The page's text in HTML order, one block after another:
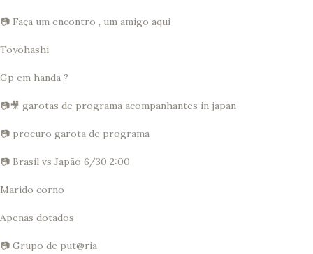
📷 Faça um encontro , um amigo aqui
Toyohashi
Gp em handa ?
📷🎥 garotas de programa acompanhantes in japan
📷 procuro garota de programa
📷 Brasil vs Japão 6/30 2:00
Marido corno
Apenas dotados
📷 Grupo de put@ria